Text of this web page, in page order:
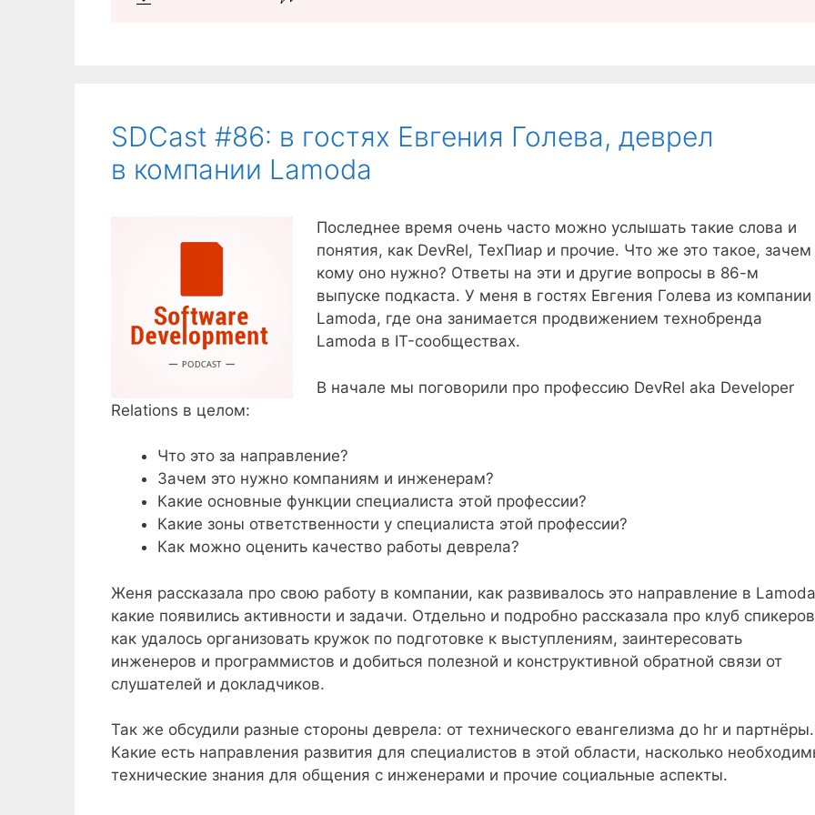
SDCast #86: в гостях Евгения Голева, деврел
в компании Lamoda
Последнее время очень часто можно услышать такие слова и
понятия, как DevRel, ТехПиар и прочие. Что же это такое, зачем
кому оно нужно? Ответы на эти и другие вопросы в 86-м
выпуске подкаста. У меня в гостях Евгения Голева из компании
Lamoda, где она занимается продвижением технобренда
Lamoda в IT-сообществах.
В начале мы поговорили про профессию DevRel aka Developer
Relations в целом:
Что это за направление?
Зачем это нужно компаниям и инженерам?
Какие основные функции специалиста этой профессии?
Какие зоны ответственности у специалиста этой профессии?
Как можно оценить качество работы деврела?
Женя рассказала про свою работу в компании, как развивалось это направление в
какие появились активности и задачи. Отдельно и подробно рассказала про клуб
как удалось организовать кружок по подготовке к выступлениям, заинтересовать
инженеров и программистов и добиться полезной и конструктивной обратной связи от
слушателей и докладчиков.
Так же обсудили разные стороны деврела: от технического евангелизма до hr и партнёры.
Какие есть направления развития для специалистов в этой области, насколько
технические знания для общения с инженерами и прочие социальные аспекты.